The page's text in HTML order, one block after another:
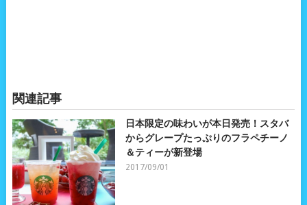
関連記事
日本限定の味わいが本日発売！スタバ
からグレープたっぷりのフラペチーノ
＆ティーが新登場
2017/09/01